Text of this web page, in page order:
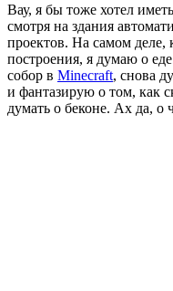
Вау, я бы тоже хотел
смотря на здания
проектов. На самом деле,
построения, я думаю о
собор в Minecraft, снова
и фантазирую о том, как
думать о беконе. Ах да, о